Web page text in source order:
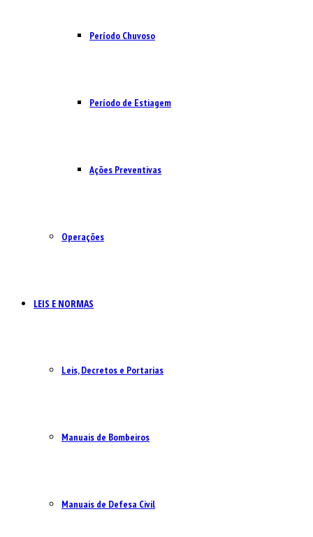
Período Chuvoso
Período de Estiagem
Ações Preventivas
Operações
LEIS E NORMAS
Leis, Decretos e Portarias
Manuais de Bombeiros
Manuais de Defesa Civil